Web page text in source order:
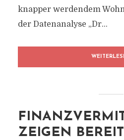
knapper werdendem
der Datenanalyse „Dr...
ZEIGEN